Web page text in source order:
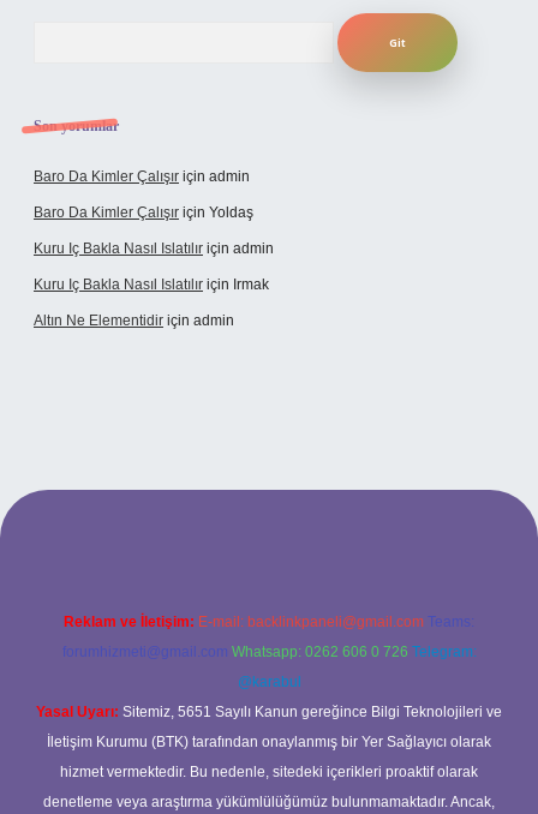
Son yorumlar
Baro Da Kimler Çalışır için admin
Baro Da Kimler Çalışır için Yoldaş
Kuru Iç Bakla Nasıl Islatılır için admin
Kuru Iç Bakla Nasıl Islatılır için Irmak
Altın Ne Elementidir için admin
güncel giriş
Reklam ve İletişim: E-mail: backlinkpaneli@gmail.com Teams:
forumhizmeti@gmail.com Whatsapp: 0262 606 0 726 Telegram:
@karabul
Yasal Uyarı: Sitemiz, 5651 Sayılı Kanun gereğince Bilgi Teknolojileri ve
İletişim Kurumu (BTK) tarafından onaylanmış bir Yer Sağlayıcı olarak
hizmet vermektedir. Bu nedenle, sitedeki içerikleri proaktif olarak
denetleme veya araştırma yükümlülüğümüz bulunmamaktadır. Ancak,